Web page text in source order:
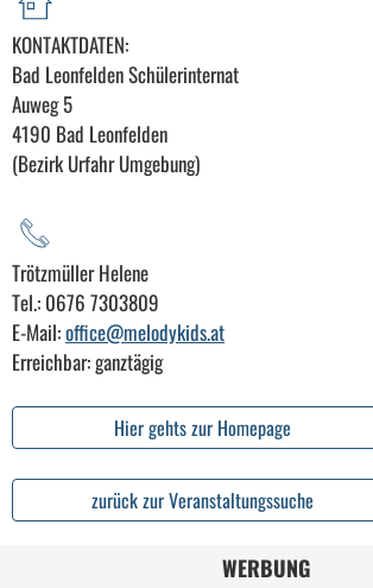
KONTAKTDATEN:
Bad Leonfelden Schülerinternat
Auweg 5
4190 Bad Leonfelden
(Bezirk Urfahr Umgebung)
Trötzmüller Helene
Tel.: 0676 7303809
E-Mail:office@melodykids.at
Erreichbar: ganztägig
Hier gehts zur Homepage
zurück zur Veranstaltungssuche
WERBUNG